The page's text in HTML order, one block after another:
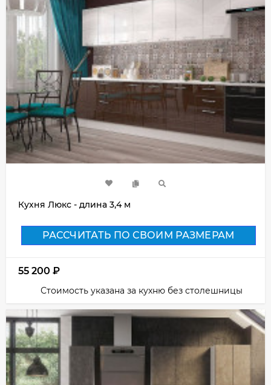
Кухня Люкс - длина 3,4 м
РАССЧИТАТЬ ПО СВОИМ РАЗМЕРАМ
55 200 ₽
Стоимость указана за кухню без столешницы